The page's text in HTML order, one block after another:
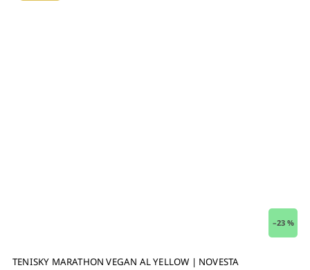
–23 %
TENISKY MARATHON VEGAN AL YELLOW | NOVESTA